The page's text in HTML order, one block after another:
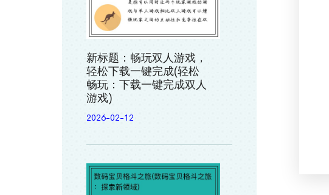
新标题：畅玩双人游戏，
轻松下载一键完成(轻松
畅玩：下载一键完成双人
游戏)
2026-02-12